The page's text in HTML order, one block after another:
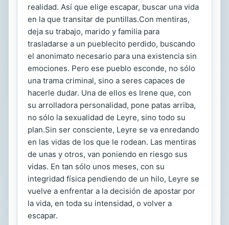
realidad. Así que elige escapar, buscar una vida
en la que transitar de puntillas.Con mentiras,
deja su trabajo, marido y familia para
trasladarse a un pueblecito perdido, buscando
el anonimato necesario para una existencia sin
emociones. Pero ese pueblo esconde, no sólo
una trama criminal, sino a seres capaces de
hacerle dudar. Una de ellos es Irene que, con
su arrolladora personalidad, pone patas arriba,
no sólo la sexualidad de Leyre, sino todo su
plan.Sin ser consciente, Leyre se va enredando
en las vidas de los que le rodean. Las mentiras
de unas y otros, van poniendo en riesgo sus
vidas. En tan sólo unos meses, con su
integridad física pendiendo de un hilo, Leyre se
vuelve a enfrentar a la decisión de apostar por
la vida, en toda su intensidad, o volver a
escapar.